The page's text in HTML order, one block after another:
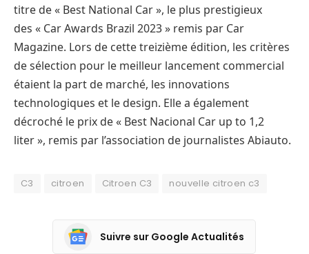
titre de « Best National Car », le plus prestigieux
des « Car Awards Brazil 2023 » remis par Car
Magazine. Lors de cette treizième édition, les critères
de sélection pour le meilleur lancement commercial
étaient la part de marché, les innovations
technologiques et le design. Elle a également
décroché le prix de « Best Nacional Car up to 1,2
liter », remis par l’association de journalistes Abiauto.
C3 citroen Citroen C3 nouvelle citroen c3
Suivre sur Google Actualités